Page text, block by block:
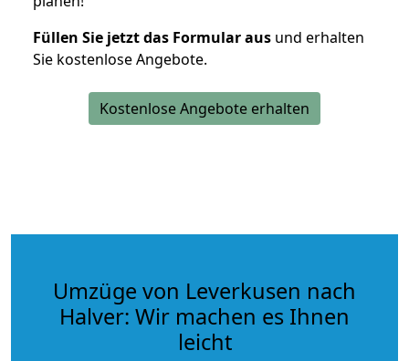
Füllen Sie jetzt das Formular aus und erhalten
Sie kostenlose Angebote.
Kostenlose Angebote erhalten
Umzüge von Leverkusen nach
Halver: Wir machen es Ihnen
leicht